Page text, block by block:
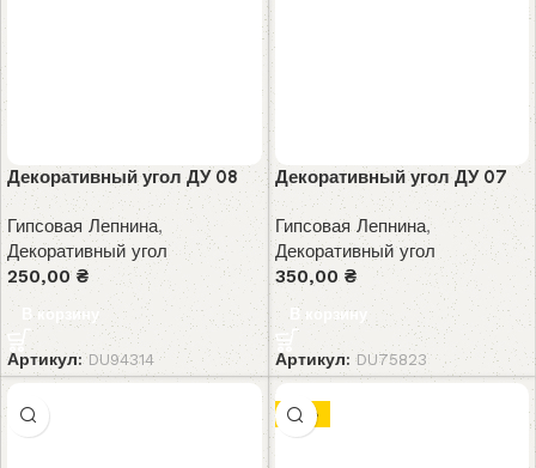
Декоративный угол ДУ 08
Гипсовая Лепнина,
Декоративный угол
250,00₴
В корзину
Артикул:DU94314
Декоративный угол ДУ 07
Гипсовая Лепнина,
Декоративный угол
350,00 ₴
В корзину
Артикул: DU75823
-13%